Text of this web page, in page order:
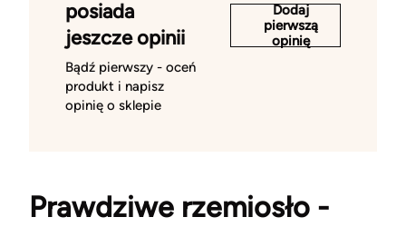
posiada
jeszcze opinii
Bądź pierwszy - oceń
produkt i napisz
opinię o sklepie
Dodaj
pierwszą
opinię
Prawdziwe rzemiosło -